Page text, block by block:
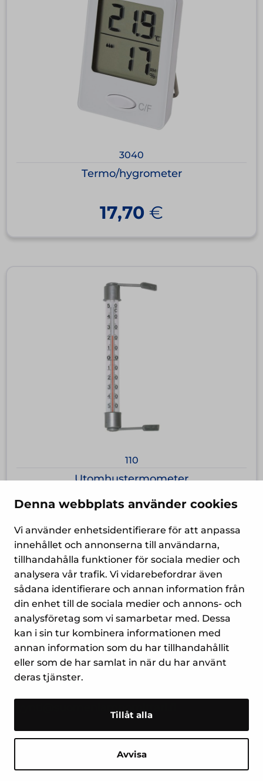
Denna webbplats använder cookies
Vi använder enhetsidentifierare för att anpassa
innehållet och annonserna till användarna,
tillhandahålla funktioner för sociala medier och
analysera vår trafik. Vi vidarebefordrar även
sådana identifierare och annan information från
din enhet till de sociala medier och annons- och
analysföretag som vi samarbetar med. Dessa
kan i sin tur kombinera informationen med
annan information som du har tillhandahållit
eller som de har samlat in när du har använt
deras tjänster.
Tillåt alla
Avvisa
3040
Termo/hygrometer
17,70 €
110
Utomhustermometer
Yrityspiha 7
00390 Helsingfors
myynti@suomenlampomittari.fi
Stäng